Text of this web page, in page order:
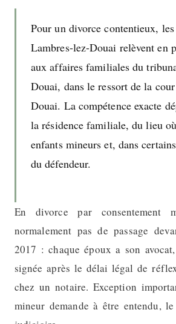
Pour un divorce contentieux,
Lambres-lez-Douai relèvent en
aux affaires familiales du
Douai, dans le ressort de la
Douai. La compétence exacte
la résidence familiale, du lieu
enfants mineurs et, dans
du défendeur.
En divorce par
normalement pas de passage
2017 : chaque époux a son
signée après le délai légal de
chez un notaire. Exception
mineur demande à être entendu,